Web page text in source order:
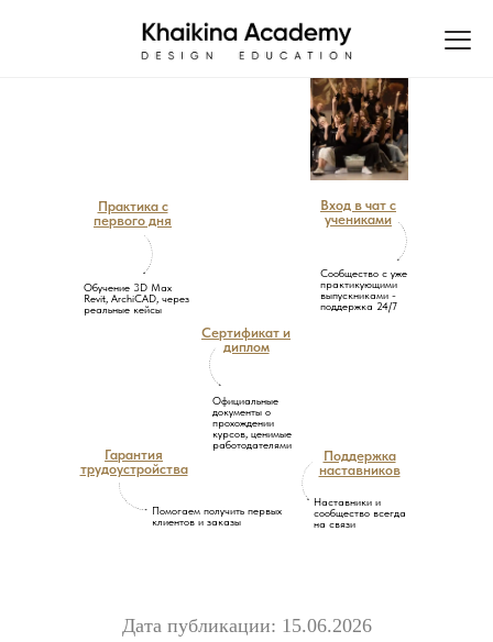
Гарантия
трудоустройства
Практика с
первого дня
Сертификат и
диплом
Поддержка
наставников
Вход в чат с
учениками
Помогаем получить первых
клиентов и заказы
Официальные
документы о
прохождении
курсов, ценимые
работодателями
Наставники и
сообщество всегда
на связи
Обучение 3D Max
Revit, ArchiCAD, через
реальные кейсы
Сообщество с уже
практикующими
выпускниками -
поддержка 24/7
Дата публикации: 15.06.2026